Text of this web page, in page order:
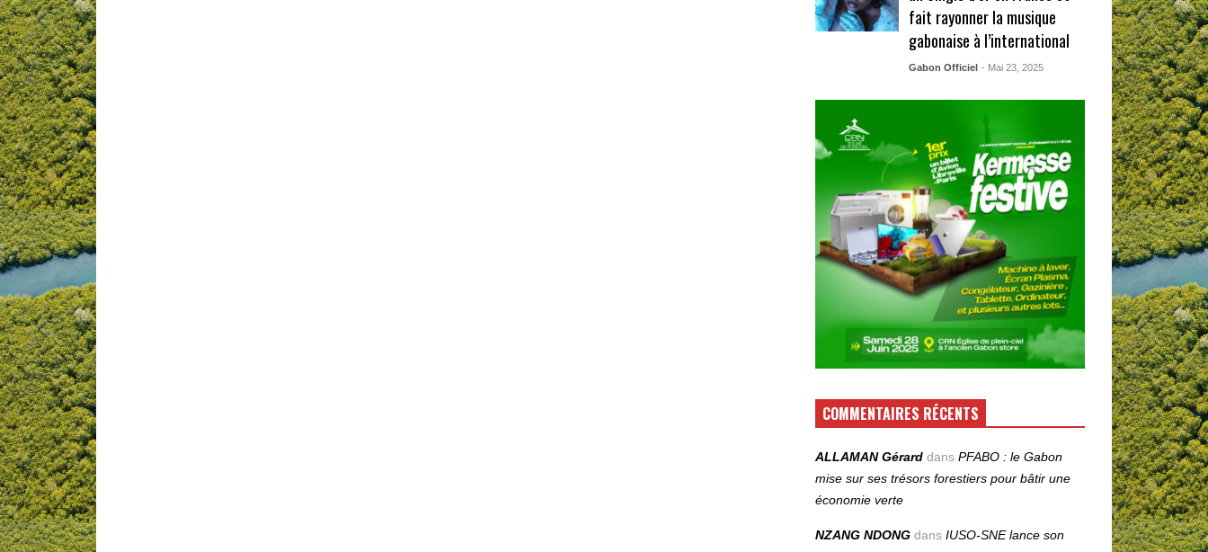
fait rayonner la musique
gabonaise à l’international
Gabon Officiel - Mai 23, 2025
COMMENTAIRES RÉCENTS
ALLAMAN Gérard dansPFABO : le Gabon
mise sur ses trésors forestiers pour bâtir une
économie verte
NZANG NDONG dansIUSO‑SNE lance son